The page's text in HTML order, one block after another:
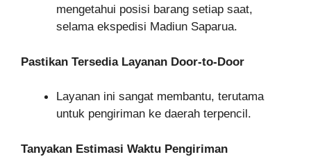
mengetahui posisi barang setiap saat,
selama ekspedisi Madiun Saparua.
Pastikan Tersedia Layanan Door-to-Door
Layanan ini sangat membantu, terutama
untuk pengiriman ke daerah terpencil.
Tanyakan Estimasi Waktu Pengiriman